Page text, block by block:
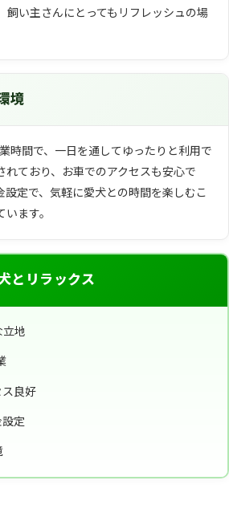
飼い主さんにとってもリフレッシュの場
境
時間で、一日を通してゆったりと利用で
れており、お車でのアクセスも安心で
設定で、気軽に愛犬との時間を楽しむこ
ます。
とリラックス
地
良好
定